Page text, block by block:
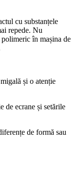
cu substanțele
repede. Nu
în mașina de
și o atenție
de ecrane și setările
de formă sau